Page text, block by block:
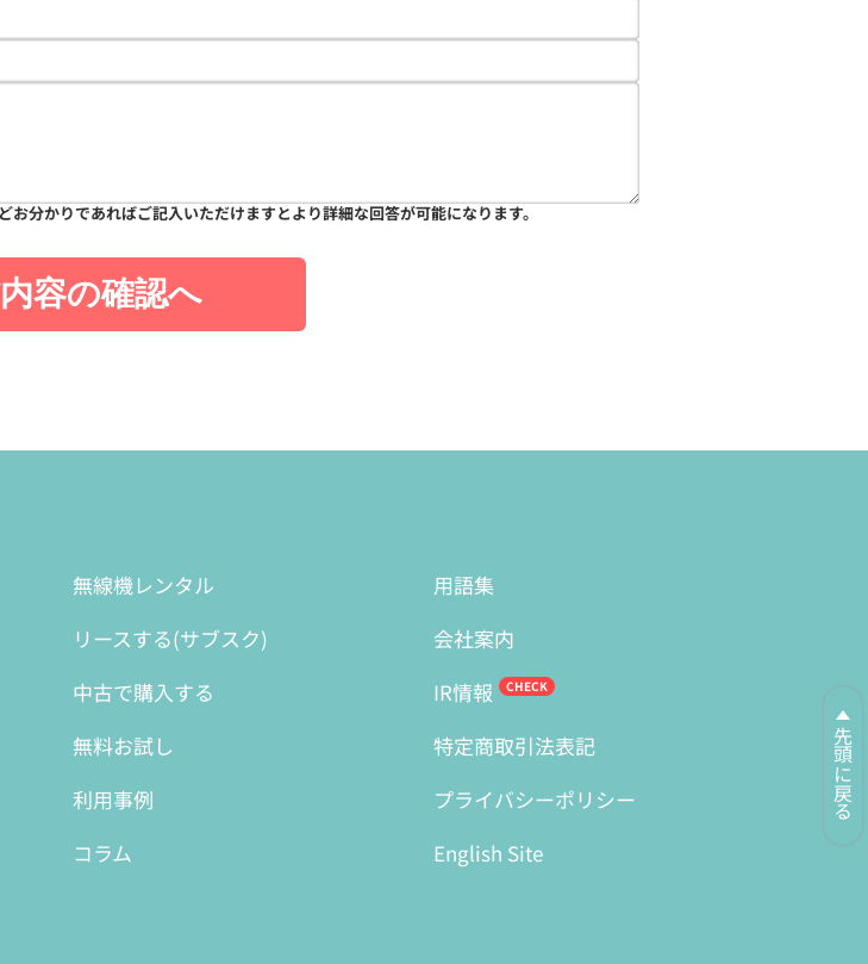
分かりであればご記入いただけますとより詳細な回答が可能になります。
容の確認へ
先頭に戻る
無線機レンタル
リースする(サブスク)
中古で購入する
無料お試し
利用事例
コラム
用語集
会社案内
IR情報
特定商取引法表記
プライバシーポリシー
English Site